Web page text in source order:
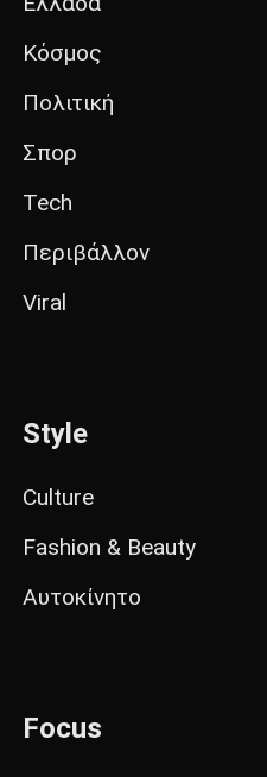
Κόσμος
Πολιτική
Σπορ
Tech
Περιβάλλον
Viral
Style
Culture
Fashion & Beauty
Αυτοκίνητο
Focus